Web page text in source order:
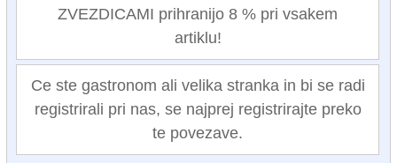
ZVEZDICAMI prihranijo 8 % pri vsakem
artiklu!
Ce ste gastronom ali velika stranka in bi se radi
registrirali pri nas, se najprej registrirajte preko
te povezave.